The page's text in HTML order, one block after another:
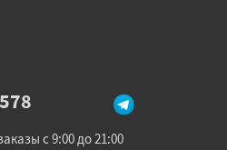
с 9:00 до 21:00